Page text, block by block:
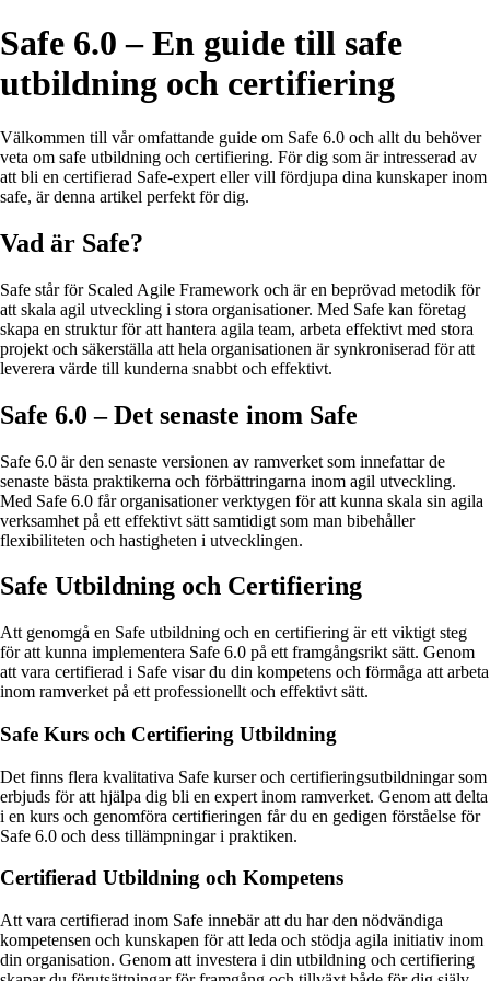
Safe 6.0 – En guide till safe
utbildning och certifiering
Välkommen till vår omfattande guide om Safe 6.0 och allt du behöver
veta om safe utbildning och certifiering. För dig som är intresserad av
att bli en certifierad Safe-expert eller vill fördjupa dina kunskaper inom
safe, är denna artikel perfekt för dig.
Vad är Safe?
Safe står för Scaled Agile Framework och är en beprövad metodik för
att skala agil utveckling i stora organisationer. Med Safe kan företag
skapa en struktur för att hantera agila team, arbeta effektivt med stora
projekt och säkerställa att hela organisationen är synkroniserad för att
leverera värde till kunderna snabbt och effektivt.
Safe 6.0 – Det senaste inom Safe
Safe 6.0 är den senaste versionen av ramverket som innefattar de
senaste bästa praktikerna och förbättringarna inom agil utveckling.
Med Safe 6.0 får organisationer verktygen för att kunna skala sin agila
verksamhet på ett effektivt sätt samtidigt som man bibehåller
flexibiliteten och hastigheten i utvecklingen.
Safe Utbildning och Certifiering
Att genomgå en Safe utbildning och en certifiering är ett viktigt steg
för att kunna implementera Safe 6.0 på ett framgångsrikt sätt. Genom
att vara certifierad i Safe visar du din kompetens och förmåga att arbeta
inom ramverket på ett professionellt och effektivt sätt.
Safe Kurs och Certifiering Utbildning
Det finns flera kvalitativa Safe kurser och certifieringsutbildningar som
erbjuds för att hjälpa dig bli en expert inom ramverket. Genom att delta
i en kurs och genomföra certifieringen får du en gedigen förståelse för
Safe 6.0 och dess tillämpningar i praktiken.
Certifierad Utbildning och Kompetens
Att vara certifierad inom Safe innebär att du har den nödvändiga
kompetensen och kunskapen för att leda och stödja agila initiativ inom
din organisation. Genom att investera i din utbildning och certifiering